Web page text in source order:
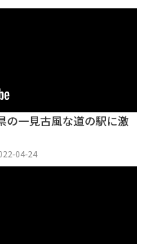
の一見古風な道の駅に激
04-24